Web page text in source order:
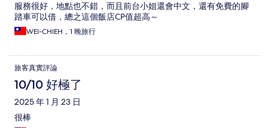
服務很好，地點也不錯，而且前台小姐還會中文，還有免費的腳
踏車可以借，總之這個飯店CP值超高～
WEI-CHIEH，1 晚旅行
旅客真實評論
10/10 好極了
2025 年 1 月 23 日
很棒